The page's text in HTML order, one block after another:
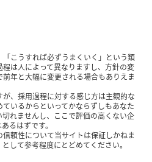
こうすれば必ずうまくいく」という類
は人によって異なりますし、方針の変
年と大幅に変更される場合もありえま
、採用過程に対する感じ方は主観的な
いるからといってかならずしもあなた
れませんし、ここで評価の高くない企
るはずです。
頼性について当サイトは保証しかねま
して参考程度にとどめてください。